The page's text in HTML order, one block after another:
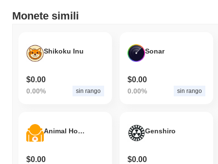
Monete simili
Shikoku Inu
$0.00
0.00% sin rango
Sonar
$0.00
0.00% sin rango
Animal House
$0.00
Genshiro
$0.00